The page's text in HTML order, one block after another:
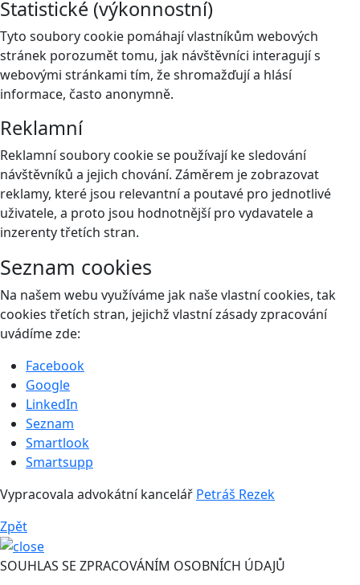
Statistické (výkonnostní)
Tyto soubory cookie pomáhají vlastníkům webových
stránek porozumět tomu, jak návštěvníci interagují s
webovými stránkami tím, že shromažďují a hlásí
informace, často anonymně.
Reklamní
Reklamní soubory cookie se používají ke sledování
návštěvníků a jejich chování. Záměrem je zobrazovat
reklamy, které jsou relevantní a poutavé pro jednotlivé
uživatele, a proto jsou hodnotnější pro vydavatele a
inzerenty třetích stran.
Seznam cookies
Na našem webu využíváme jak naše vlastní cookies, tak
cookies třetích stran, jejichž vlastní zásady zpracování
uvádíme zde:
Facebook
Google
LinkedIn
Seznam
Smartlook
Smartsupp
Vypracovala advokátní kancelář Petráš Rezek
Zpět
SOUHLAS SE ZPRACOVÁNÍM OSOBNÍCH ÚDAJŮ